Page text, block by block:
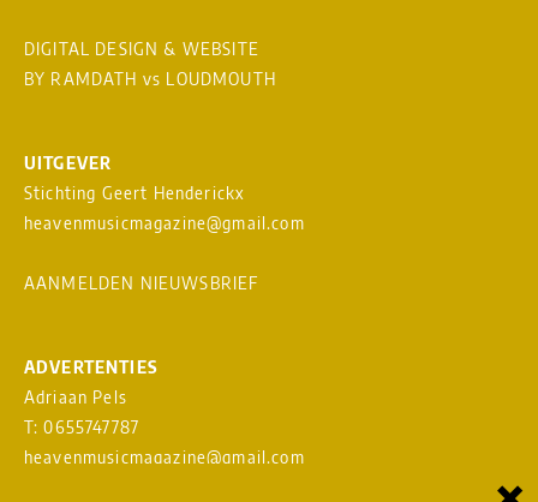
DIGITAL DESIGN & WEBSITE
BY RAMDATH vs LOUDMOUTH
UITGEVER
Stichting Geert Henderickx
heavenmusicmagazine@gmail.com
AANMELDEN NIEUWSBRIEF
ADVERTENTIES
Adriaan Pels
T: 0655747787
heavenmusicmagazine@gmail.com